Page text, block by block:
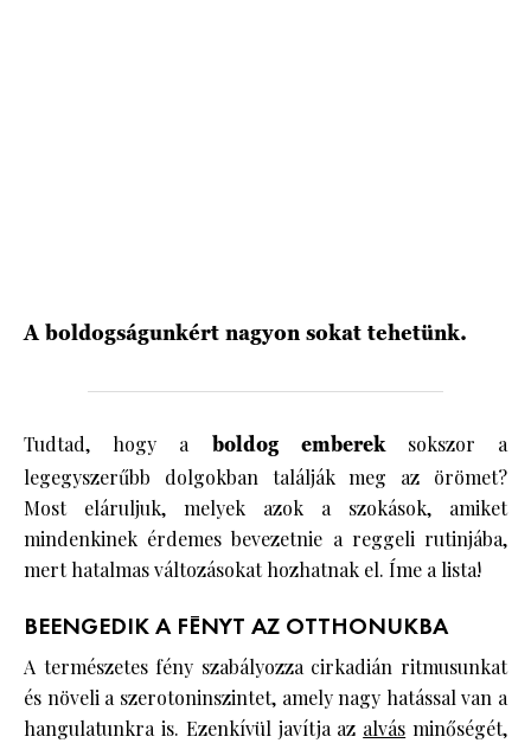
A boldogságunkért nagyon sokat tehetünk.
Tudtad, hogy a boldog embereksokszor a
legegyszerűbb dolgokban találják meg az örömet?
Most eláruljuk, melyek azok a szokások, amiket
mindenkinek érdemes bevezetnie a reggeli rutinjába,
mert hatalmas változásokat hozhatnak el. Íme a lista!
BEENGEDIK A FÉNYT AZ OTTHONUKBA
A természetes fény szabályozza cirkadián ritmusunkat
és növeli a szerotoninszintet, amely nagy hatással van a
hangulatunkra is. Ezenkívül javítja az alvás minőségét,